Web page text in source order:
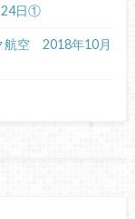
24日①
航空 2018年10月